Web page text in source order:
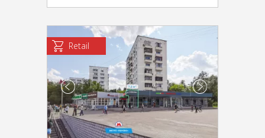
Retail